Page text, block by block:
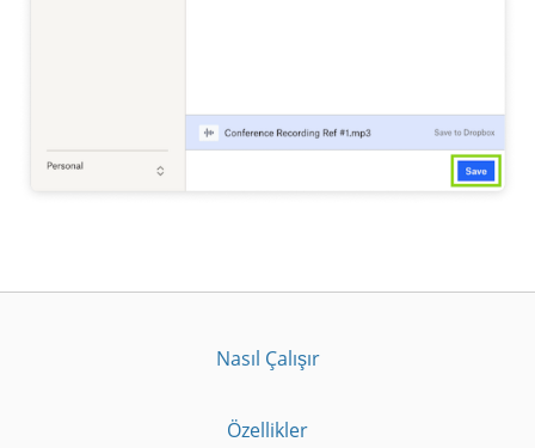
Nasıl Çalışır
Özellikler